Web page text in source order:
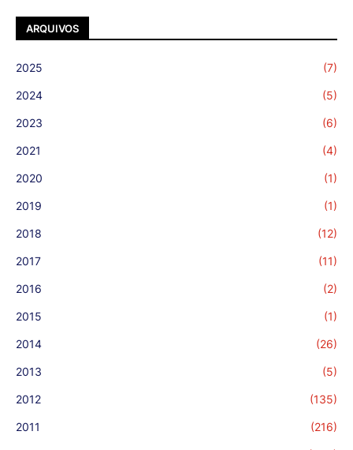
ARQUIVOS
2025 (7)
2024 (5)
2023 (6)
2021 (4)
2020 (1)
2019 (1)
2018 (12)
2017 (11)
2016 (2)
2015 (1)
2014 (26)
2013 (5)
2012 (135)
2011 (216)